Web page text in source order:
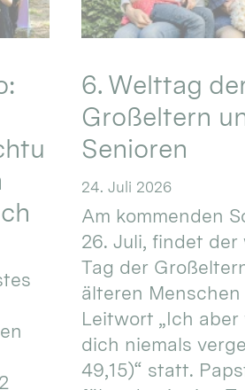
6. Welttag
Großeltern
Senioren
24. Juli 2026
Am kommenden
26. Juli, findet
Tag der
älteren
Leitwort „Ich aber
dich niemals
49,15)“ statt.